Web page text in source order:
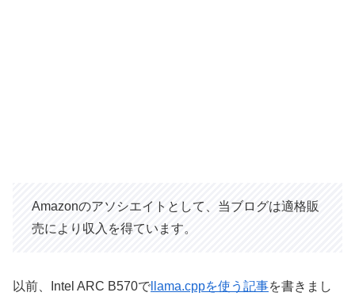
Amazonのアソシエイトとして、当ブログは適格販
売により収入を得ています。
以前、Intel ARC B570で llama.cppを使う記事を書きまし